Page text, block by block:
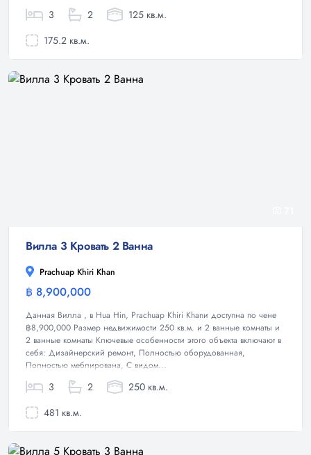
3 2
125 кв.м.
175.2 кв.м.
Вилла 3 Кровать 2 Ванна
Prachuap Khiri Khan
฿ 8,900,000
Данная Вилла , в Hua Hin, Prachuap Khiri Khanи доступна по чене
฿8,900,000 Размер недвижимости 250 кв.м. и 2 ванные комнаты и
2 ванные комнаты Ключевые особенности этого объекта включают в
себя: Дизайнерский ремонт, Полностью оборудованная,
Полностью меблирована, С видом...
3 2
250 кв.м.
481 кв.м.